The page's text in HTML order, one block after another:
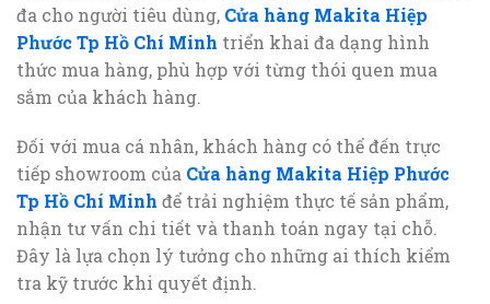
đa cho người tiêu dùng, Cửa hàng Makita Hiệp
Phước Tp Hồ Chí Minh triển khai đa dạng hình
thức mua hàng, phù hợp với từng thói quen mua
sắm của khách hàng.
Đối với mua cá nhân, khách hàng có thể đến trực
tiếp showroom của Cửa hàng Makita Hiệp Phước
Tp Hồ Chí Minh để trải nghiệm thực tế sản phẩm,
nhận tư vấn chi tiết và thanh toán ngay tại chỗ.
Đây là lựa chọn lý tưởng cho những ai thích kiểm
tra kỹ trước khi quyết định.